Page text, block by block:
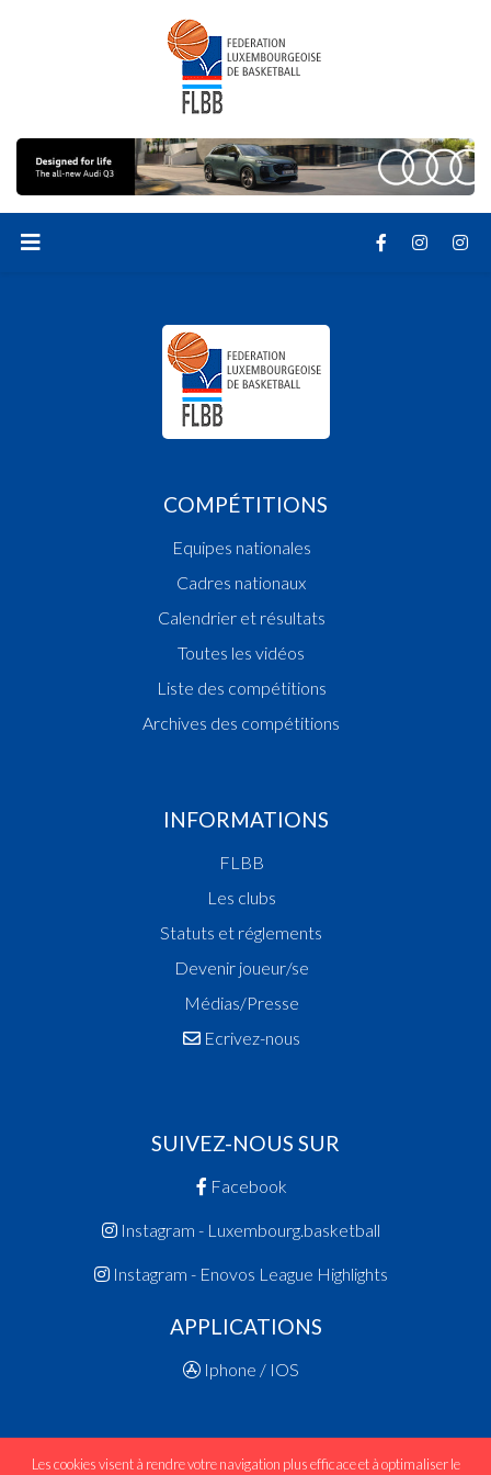
COMPÉTITIONS
Equipes nationales
Cadres nationaux
Calendrier et résultats
Toutes les vidéos
Liste des compétitions
Archives des compétitions
INFORMATIONS
FLBB
Les clubs
Statuts et réglements
Devenir joueur/se
Médias/Presse
Ecrivez-nous
SUIVEZ-NOUS SUR
Facebook
Instagram - Luxembourg.basketball
Instagram - Enovos League Highlights
APPLICATIONS
Iphone / IOS
Les cookies visent à rendre votre navigation plus efficace et à optimaliser le